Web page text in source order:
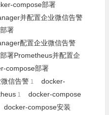
compose部署
并配置企业微信告警
署
配置企业微信告警
署Prometheus并配置企
compose部署
信告警 1
docker-
1
docker-compose
docker-compose安装